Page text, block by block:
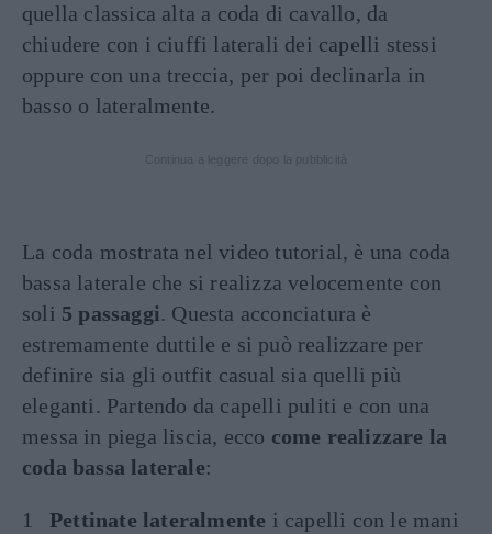
quella classica alta a coda di cavallo, da
chiudere con i ciuffi laterali dei capelli stessi
oppure con una treccia, per poi declinarla in
basso o lateralmente.
La coda mostrata nel video tutorial, è una coda
bassa laterale che si realizza velocemente con
soli 5 passaggi. Questa acconciatura è
estremamente duttile e si può realizzare per
definire sia gli outfit casual sia quelli più
eleganti. Partendo da capelli puliti e con una
messa in piega liscia, ecco come realizzare la
coda bassa laterale:
Pettinate lateralmente i capelli con le mani